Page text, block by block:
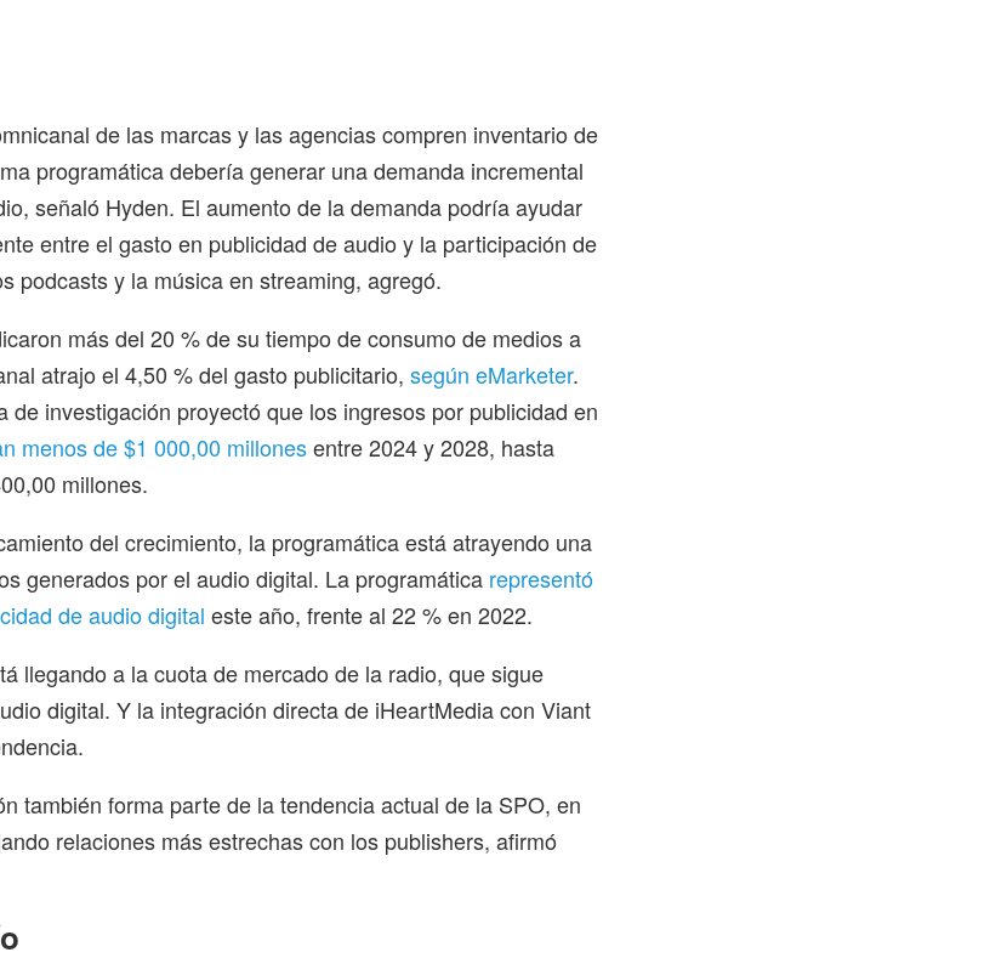
de las marcas y las agencias compren inventario de
programática debería generar una demanda incremental
señaló Hyden. El aumento de la demanda podría ayudar
entre el gasto en publicidad de audio y la participación de
podcasts y la música en streaming, agregó.
más del 20 % de su tiempo de consumo de medios a
atrajo el 4,50 % del gasto publicitario, según eMarketer.
de investigación proyectó que los ingresos por publicidad en
menos de $1 000,00 millonesentre 2024 y 2028, hasta
millones.
del crecimiento, la programática está atrayendo una
generados por el audio digital. La programática representó
de audio digital este año, frente al 22 % en 2022.
llegando a la cuota de mercado de la radio, que sigue
digital. Y la integración directa de iHeartMedia con Viant
también forma parte de la tendencia actual de la SPO, en
relaciones más estrechas con los publishers, afirmó